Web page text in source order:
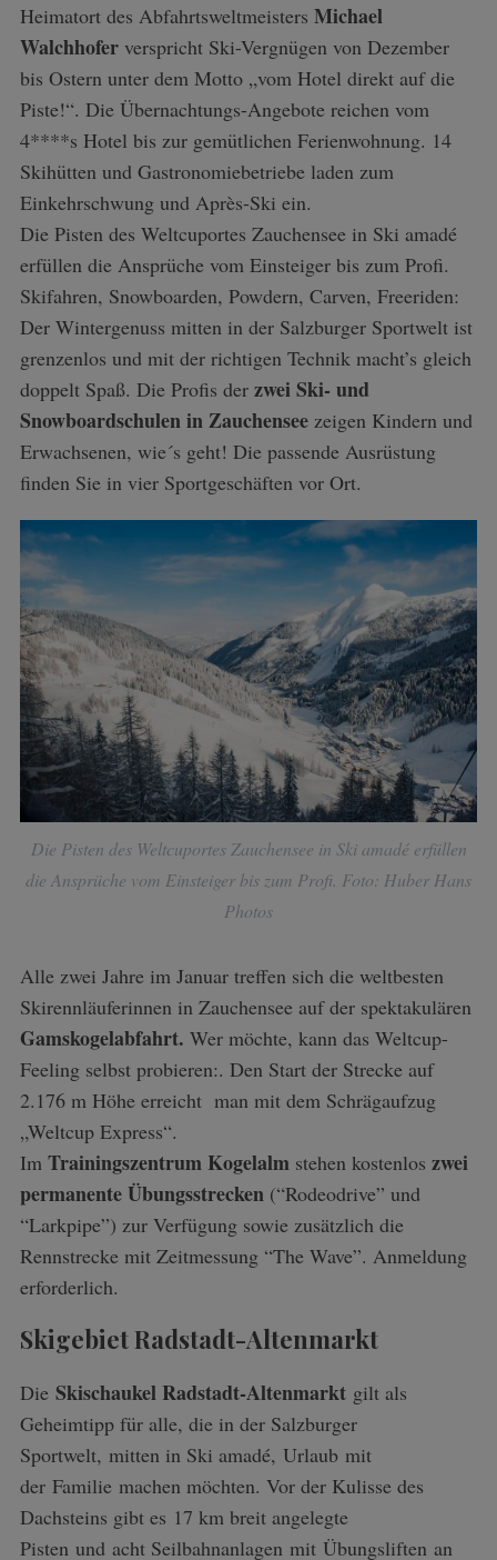
Heimatort des Abfahrtsweltmeisters Michael
Walchhoferverspricht Ski-Vergnügen von Dezember
bis Ostern unter dem Motto „vom Hotel direkt auf die
Piste!“. Die Übernachtungs-Angebote reichen vom
4****s Hotel bis zur gemütlichen Ferienwohnung. 14
Skihütten und Gastronomiebetriebe laden zum
Einkehrschwung und Après-Ski ein.
Die Pisten des Weltcuportes Zauchensee in Ski amadé
erfüllen die Ansprüche vom Einsteiger bis zum Profi.
Skifahren, Snowboarden, Powdern, Carven, Freeriden:
Der Wintergenuss mitten in der Salzburger Sportwelt ist
grenzenlos und mit der richtigen Technik macht’s gleich
doppelt Spaß. Die Profis der zwei Ski- und
Snowboardschulen in Zauchenseezeigen Kindern und
Erwachsenen, wie´s geht! Die passende Ausrüstung
finden Sie in vier Sportgeschäften vor Ort.
Die Pisten des Weltcuportes Zauchensee in Ski amadé erfüllen
die Ansprüche vom Einsteiger bis zum Profi. Foto: Huber Hans
Photos
Alle zwei Jahre im Januar treffen sich die weltbesten
Skirennläuferinnen in Zauchensee auf der spektakulären
Gamskogelabfahrt. Wer möchte, kann das Weltcup-
Feeling selbst probieren:. Den Start der Strecke auf
2.176 m Höhe erreicht man mit dem Schrägaufzug
„Weltcup Express“.
Im Trainingszentrum Kogelalm stehen kostenlos zwei
permanente Übungsstrecken (“Rodeodrive” und
“Larkpipe”) zur Verfügung sowie zusätzlich die
Rennstrecke mit Zeitmessung “The Wave”. Anmeldung
erforderlich.
Skigebiet Radstadt-Altenmarkt
Die Skischaukel Radstadt-Altenmarktgilt als
Geheimtipp für alle, die in der Salzburger
Sportwelt, mitten in Ski amadé, Urlaub mit
der Familie machen möchten. Vor der Kulisse des
Dachsteins gibt es 17 km breit angelegte
Pisten und acht Seilbahnanlagen mit Übungsliften an